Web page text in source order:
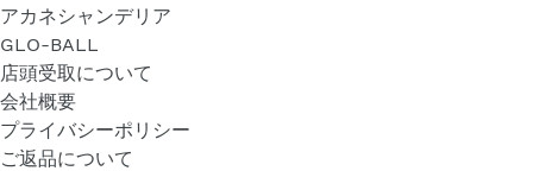
アカネシャンデリア
GLO-BALL
店頭受取について
会社概要
プライバシーポリシー
ご返品について